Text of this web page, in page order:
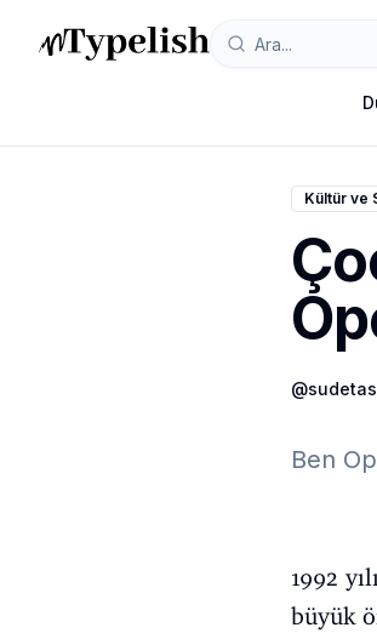
Kültür ve
@
Ben
1992
büyük